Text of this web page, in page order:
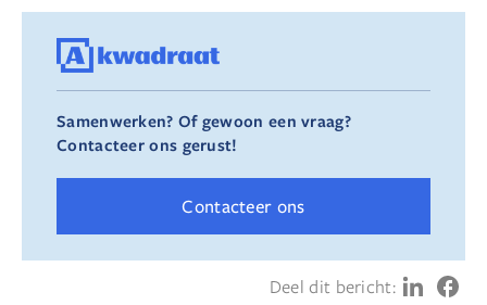
Samenwerken? Of gewoon een vraag?
Contacteer ons gerust!
Contacteer ons
Deel dit bericht: